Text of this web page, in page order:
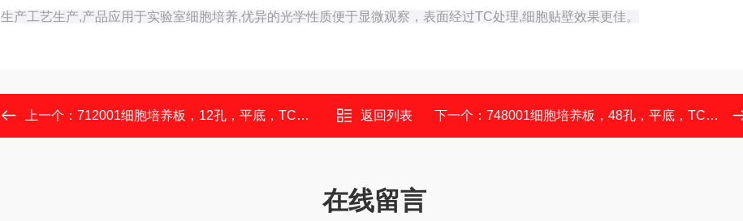
生产工艺生产,产品应用于实验室细胞培养,优异的光学性质便于显微观察，表面经过TC处理,细胞贴壁效果更佳。
上一个：712001细胞培养板，12孔，平底，TC，灭菌，泡盒装 返回列表 下一个： 748001细胞培养板，48孔，平底，TC，灭菌，泡盒装
在线留言